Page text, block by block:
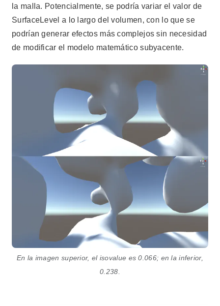
la malla. Potencialmente, se podría variar el valor de
SurfaceLevel a lo largo del volumen, con lo que se
podrían generar efectos más complejos sin necesidad
de modificar el modelo matemático subyacente.
En la imagen superior, el isovalue es 0.066; en la inferior,
0.238.